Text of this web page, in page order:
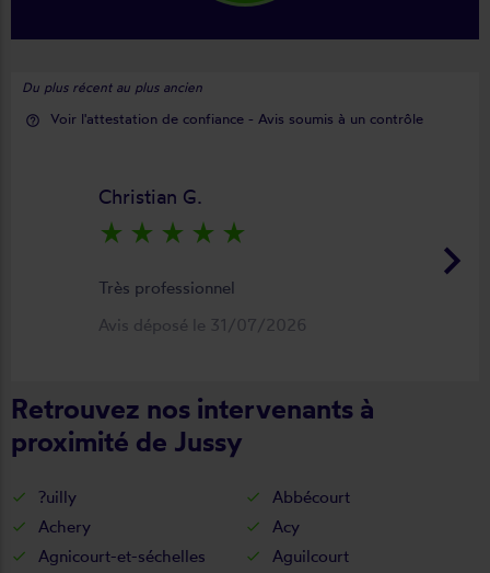
Du plus récent au plus ancien
help_outline Voir l'attestation de confiance - Avis soumis à un contrôle
keyboard_arrow_right
Christian G.
star_rate star_rate star_rate star_rate star_rate
Très professionnel
Avis déposé le 31/07/2026
Retrouvez nos intervenants à
proximité de Jussy
?uilly
Abbécourt
Achery
Acy
Agnicourt-et-séchelles
Aguilcourt